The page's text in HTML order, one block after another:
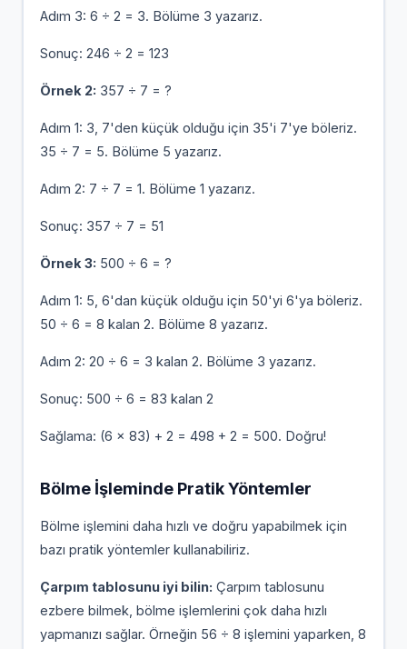
Adım 3: 6 ÷ 2 = 3. Bölüme 3 yazarız.
Sonuç: 246 ÷ 2 = 123
Örnek 2: 357 ÷ 7 = ?
Adım 1: 3, 7'den küçük olduğu için 35'i 7'ye böleriz.
35 ÷ 7 = 5. Bölüme 5 yazarız.
Adım 2: 7 ÷ 7 = 1. Bölüme 1 yazarız.
Sonuç: 357 ÷ 7 = 51
Örnek 3: 500 ÷ 6 = ?
Adım 1: 5, 6'dan küçük olduğu için 50'yi 6'ya böleriz.
50 ÷ 6 = 8 kalan 2. Bölüme 8 yazarız.
Adım 2: 20 ÷ 6 = 3 kalan 2. Bölüme 3 yazarız.
Sonuç: 500 ÷ 6 = 83 kalan 2
Sağlama: (6 × 83) + 2 = 498 + 2 = 500. Doğru!
Bölme İşleminde Pratik Yöntemler
Bölme işlemini daha hızlı ve doğru yapabilmek için
bazı pratik yöntemler kullanabiliriz.
Çarpım tablosunu iyi bilin: Çarpım tablosunu
ezbere bilmek, bölme işlemlerini çok daha hızlı
yapmanızı sağlar. Örneğin 56 ÷ 8 işlemini yaparken, 8